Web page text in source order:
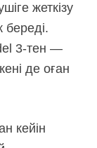
жеткізу
береді.
3-тен —
де оған
кейін